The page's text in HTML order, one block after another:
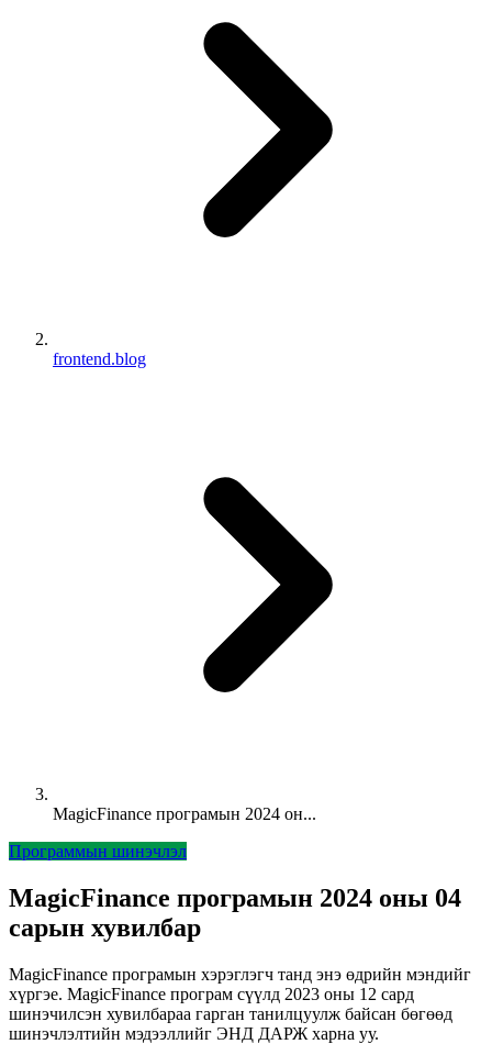
frontend.blog
MagicFinance програмын 2024 он...
Программын шинэчлэл
MagicFinance програмын 2024 оны 04
сарын хувилбар
MagicFinance програмын хэрэглэгч танд энэ өдрийн мэндийг
хүргэе. MagicFinance програм сүүлд 2023 оны 12 сард
шинэчилсэн хувилбараа гарган танилцуулж байсан бөгөөд
шинэчлэлтийн мэдээллийг ЭНД ДАРЖ харна уу.